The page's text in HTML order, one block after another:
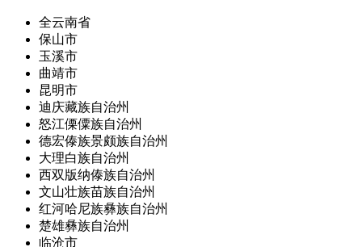
全云南省
保山市
玉溪市
曲靖市
昆明市
迪庆藏族自治州
怒江傈僳族自治州
德宏傣族景颇族自治州
大理白族自治州
西双版纳傣族自治州
文山壮族苗族自治州
红河哈尼族彝族自治州
楚雄彝族自治州
临沧市